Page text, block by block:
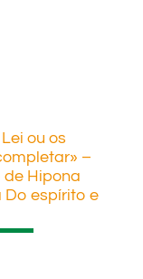
ou os
–
de Hipona
Do espírito e